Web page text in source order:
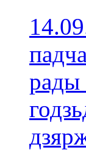
рады